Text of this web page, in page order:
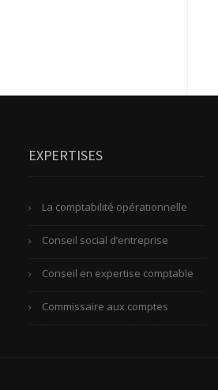
EXPERTISES
La comptabilité opérationnelle
Conseil social d’entreprise
Conseil en expertise comptable
Commissaire aux comptes